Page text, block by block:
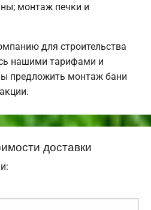
монтаж печки и
для строительства
нашими тарифами и
предложить монтаж бани
доставки